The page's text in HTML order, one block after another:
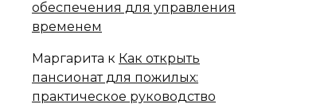
обеспечения для управления
временем
Маргарита к Как открыть
пансионат для пожилых:
практическое руководство